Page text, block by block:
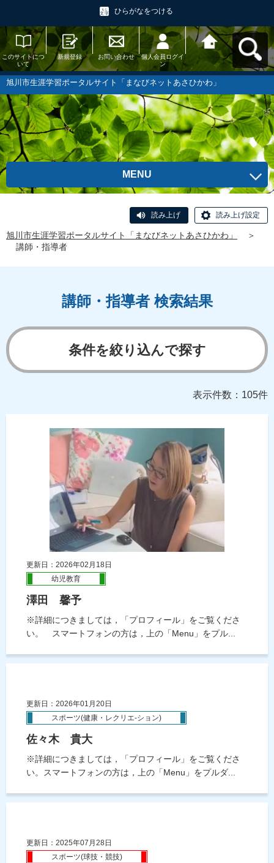
ひらがなをつける
このサイトにつ
いて
新規登録 お問い合わせ
個人会員ログイ
ン
旭川市生涯学習
ポータルサイト
「まなびネット
あさひかわ」へ
戻る
旭川市生涯学習ポータルサイト「まなびネットあさひかわ」
MENU
読み上げ 読み上げ設定
旭川市生涯学習ポータルサイト「まなびネットあさひかわ」
＞
講師・指導者
講師・指導者 検索結果
条件を絞り込んで探す
表示件数：105件
更新日：2026年02月18日
幼児教育
澤田 馨予
※詳細につきましては，「プロフィール」をご覧くださ
い。 スマートフォンの方は，上の「Menu」をプル...
更新日：2026年01月20日
スポーツ(健康・レクリエ-ション)
佐々木 貴大
※詳細につきましては，「プロフィール」をご覧くださ
い。スマートフォンの方は，上の「Menu」をプルダ...
更新日：2025年07月28日
スポーツ(球技・競技)